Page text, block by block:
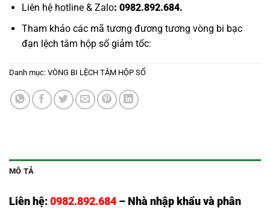
Liên hệ hotline & Zalo: 0982.892.684.
Tham khảo các mã tương đương tương vòng bi bạc
đạn lệch tâm hộp số giảm tốc:
Danh mục: VÒNG BI LỆCH TÂM HỘP SỐ
MÔ TẢ
Liên hệ:0982.892.684 – Nhà nhập khẩu và phân